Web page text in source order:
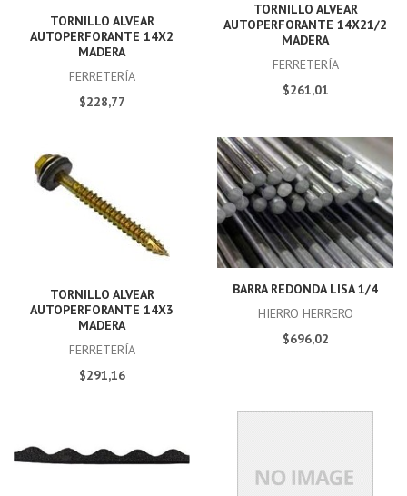
TORNILLO ALVEAR
AUTOPERFORANTE 14X2
MADERA
FERRETERÍA
$228,77
TORNILLO ALVEAR
AUTOPERFORANTE 14X21/2
MADERA
FERRETERÍA
$261,01
TORNILLO ALVEAR
AUTOPERFORANTE 14X3
MADERA
FERRETERÍA
$291,16
BARRA REDONDA LISA 1/4
HIERRO HERRERO
$696,02